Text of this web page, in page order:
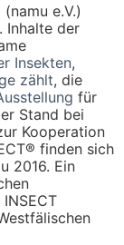
(namu e.V.)
Inhalte der
Insekten,
zählt, die
für
Stand bei
Kooperation
finden sich
2016. Ein